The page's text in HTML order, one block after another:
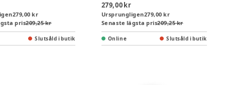
279,00 kr
pris209,25 kr
Slutsåld i butik
279,00 kr
Ursprungligen279,00 kr
Senaste lägsta pris209,25 kr
Online Slutsåld i butik